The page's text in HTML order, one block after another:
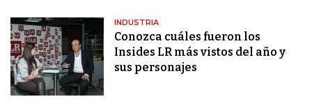
INDUSTRIA
Conozca cuáles fueron los
Insides LR más vistos del año y
sus personajes